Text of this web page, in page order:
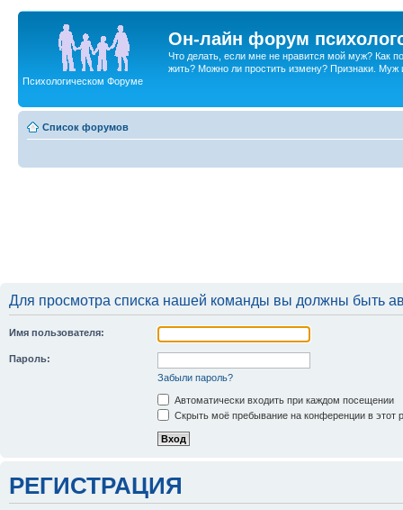
Он-лайн форум
Что делать, если мне не нравится мой муж? Как
жить? Можно ли простить измену? Признаки. Муж
Психологическом Форуме
Список форумов
Для просмотра списка нашей команды вы должны быть
Имя пользователя:
Пароль:
Забыли пароль?
Автоматически входить при каждом посещении
Скрыть моё пребывание на конференции в этот
РЕГИСТРАЦИЯ